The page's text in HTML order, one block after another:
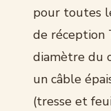
pour toutes
de réception
diamètre du
un câble
(tresse et